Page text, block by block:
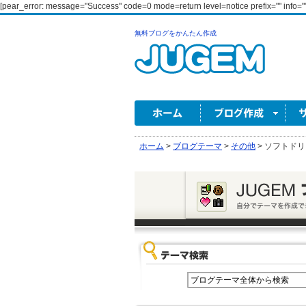
[pear_error: message="Success" code=0 mode=return level=notice prefix=""
無料ブログをかんたん作成
ホーム > ブログテーマ > その他 > ソフトド